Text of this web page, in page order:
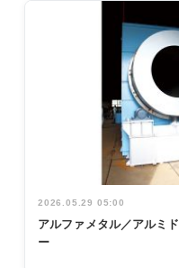
2026.05.29 05:00
アルファメタル／アルミ
ー